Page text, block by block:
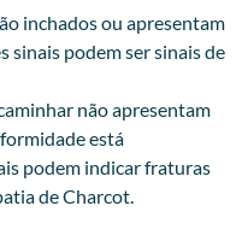
inchados ou apresentam
sinais podem ser sinais de
não apresentam
está
podem indicar fraturas
de Charcot.